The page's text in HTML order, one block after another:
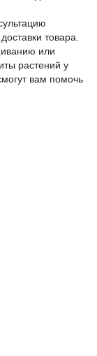
товара.
или
растений у
вам помочь